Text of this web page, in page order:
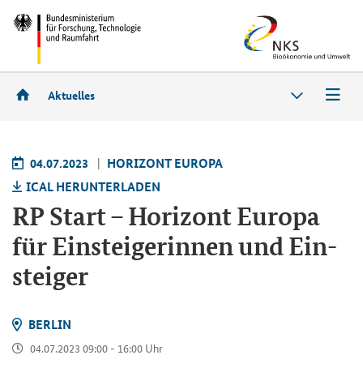
Aktuelles
04.07.2023
HO­RI­ZONT EU­RO­PA
ICAL HER­UN­TER­LA­DEN
RP Start – Ho­ri­zont Eu­ro­pa
für Ein­stei­ge­rin­nen und Ein­
stei­ger
BER­LIN
04.07.2023 09:00 - 16:00 Uhr